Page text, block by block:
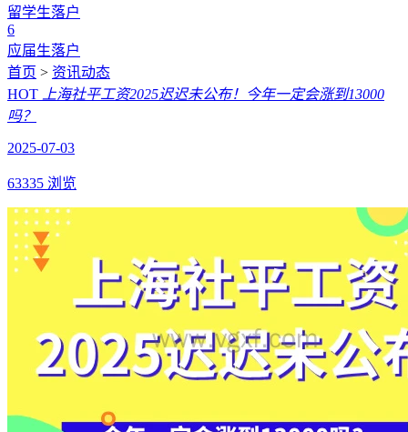
留学生落户
6
应届生落户
首页 > 资讯动态
HOT
上海社平工资2025迟迟未公布！今年一定会涨到13000
吗？
2025-07-03
63335 浏览